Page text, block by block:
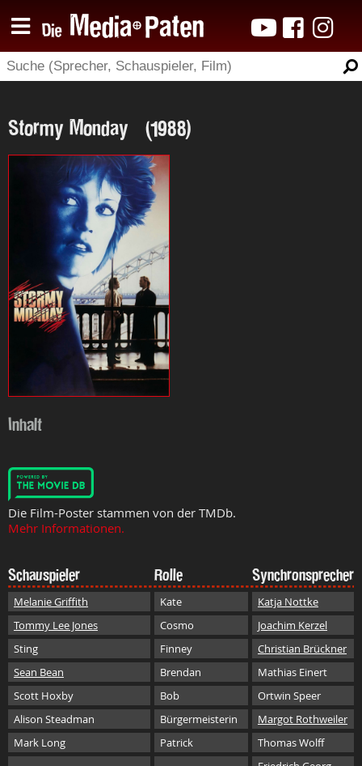
Stormy Monday (1988)
Inhalt
Die Film-Poster stammen von der TMDb.
Mehr Informationen.
Schauspieler Rolle Synchronsprecher
Melanie Griffith Kate
Katja Nottke
Tommy Lee Jones
Cosmo
Joachim Kerzel
Sting
Finney
Christian Brückner
Sean Bean
Brendan
Mathias Einert
Scott Hoxby
Bob
Ortwin Speer
Alison Steadman
Bürgermeisterin
Margot Rothweiler
Mark Long
Patrick Thomas Wolff